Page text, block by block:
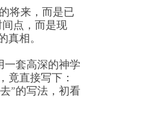
将来，而是已
点，而是现
相。
套高深的神学
竟直接写下：
”的写法，初看